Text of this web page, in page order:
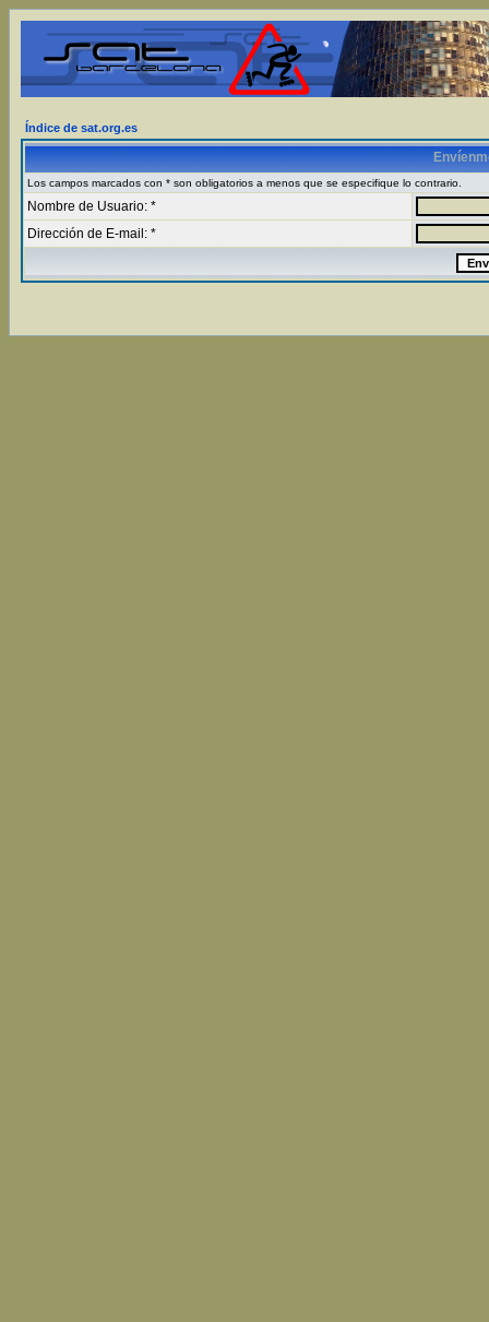
Índice de sat.org.es
Los campos marcados con * son obligatorios a menos que se especifique lo contrario.
Nombre de Usuario: *
Dirección de E-mail: *